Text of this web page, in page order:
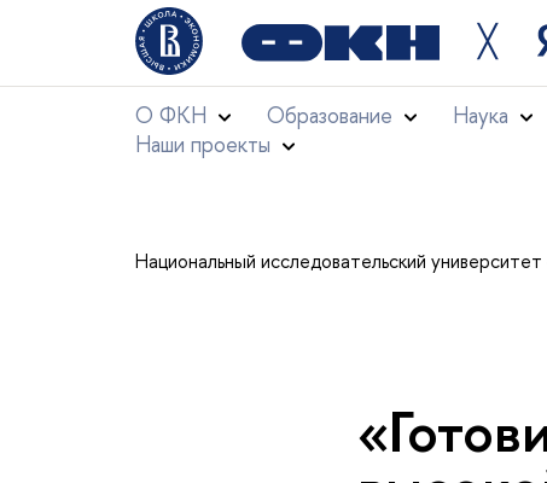
╳
О ФКН Образование Наука
Наши проекты
Национальный исследовательский